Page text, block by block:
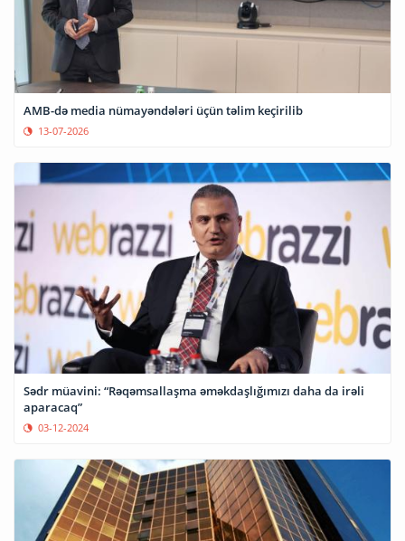
AMB-də media nümayəndələri üçün təlim keçirilib
13-07-2026
Sədr müavini: “Rəqəmsallaşma əməkdaşlığımızı daha da irəli
aparacaq”
03-12-2024